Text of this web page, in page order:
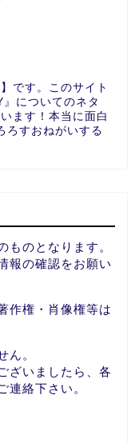
です。このサイト
についてのネタ
ます！本当に面白
ろすおねがいする
のとなります。
報の確認をお願い
作権・肖像権等は
ん。
ざいましたら、各
連絡下さい。